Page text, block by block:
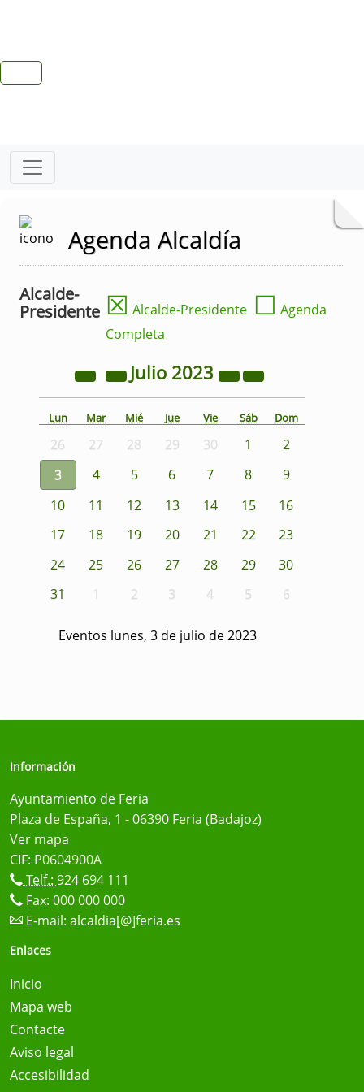
Agenda Alcaldía
Alcalde-
Presidente ☒ Alcalde-Presidente ☐ Agenda
Completa
Julio 2023
Lun Mar Mié Jue Vie Sáb Dom
26 27 28 29 30 1
2
3
4 5 6 7 8
9
10
11 12 13 14 15
16
17
18 19 20 21 22
23
24
25 26 27 28 29
30
31
1 2 3 4 5 6
Eventos lunes, 3 de julio de 2023
Información
Ayuntamiento de Feria
Plaza de España, 1 - 06390 Feria (Badajoz)
Ver mapa
CIF: P0604900A
Telf.: 924 694 111
Fax: 000 000 000
E-mail: alcaldia[@]feria.es
Enlaces
Inicio
Mapa web
Contacte
Aviso legal
Accesibilidad